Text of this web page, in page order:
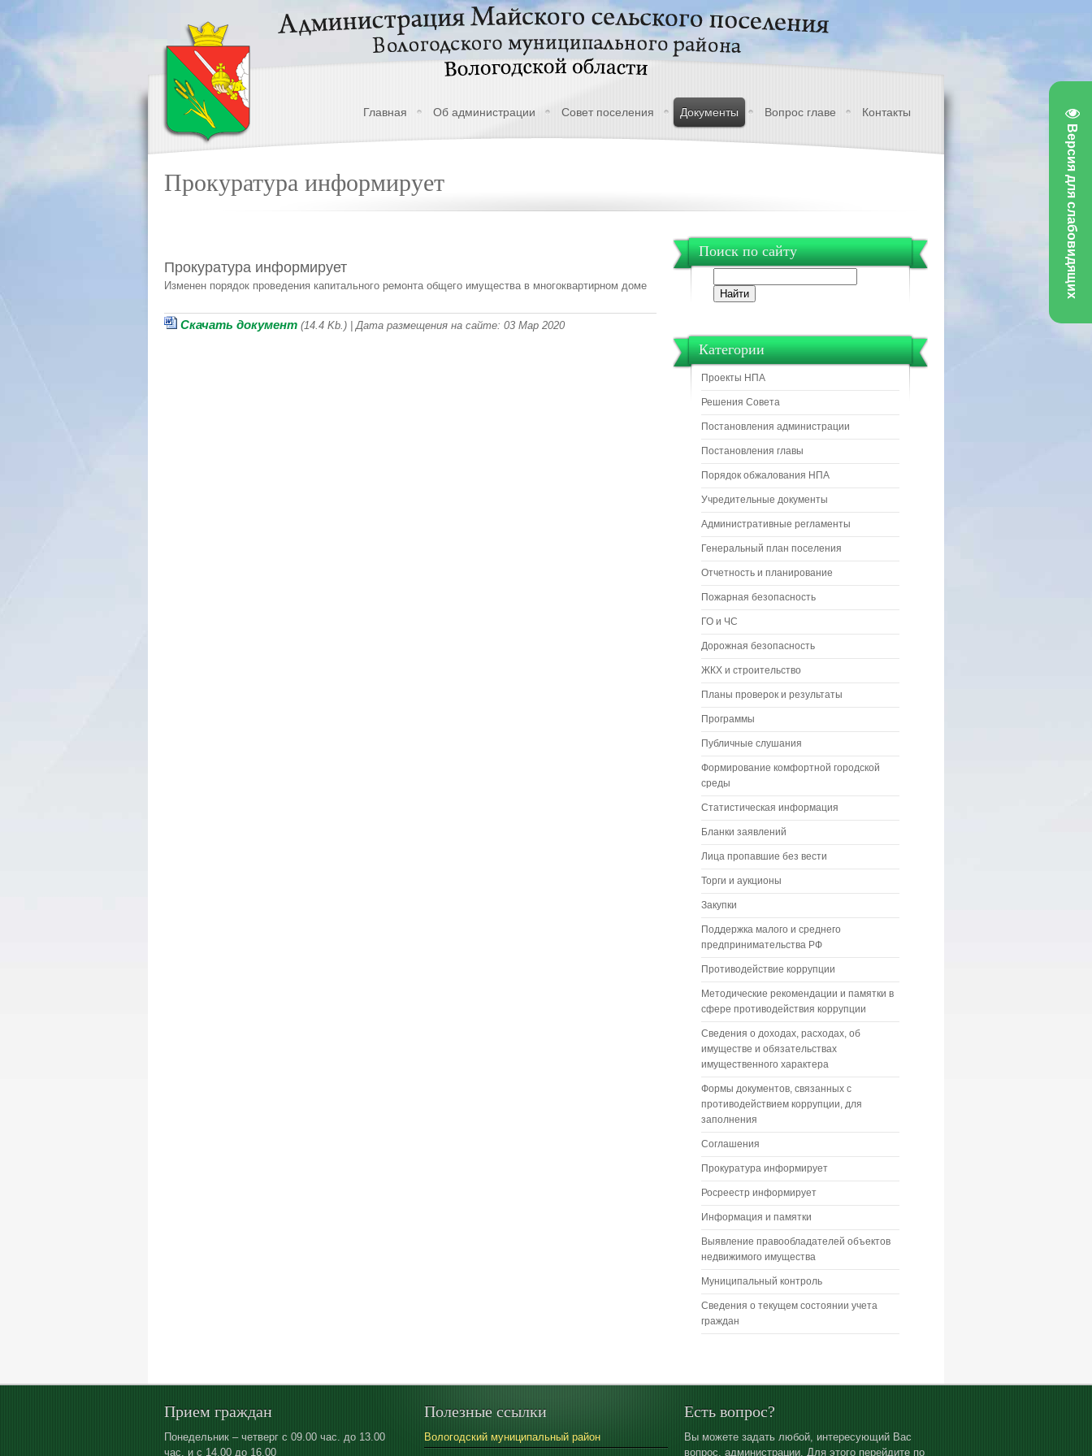
Версия для слабовидящих
Главная Об администрации Совет поселения Документы Вопрос главе Контакты
Прокуратура информирует
Прокуратура информирует
Изменен порядок проведения капитального ремонта общего имущества в многоквартирном доме
Скачать документ (14.4 Kb.) | Дата размещения на сайте: 03 Мар 2020
Поиск по сайту
Категории
Проекты НПА
Решения Совета
Постановления администрации
Постановления главы
Порядок обжалования НПА
Учредительные документы
Административные регламенты
Генеральный план поселения
Отчетность и планирование
Пожарная безопасность
ГО и ЧС
Дорожная безопасность
ЖКХ и строительство
Планы проверок и результаты
Программы
Публичные слушания
Формирование комфортной городской
среды
Статистическая информация
Бланки заявлений
Лица пропавшие без вести
Торги и аукционы
Закупки
Поддержка малого и среднего
предпринимательства РФ
Противодействие коррупции
Методические рекомендации и памятки в
сфере противодействия коррупции
Сведения о доходах, расходах, об
имуществе и обязательствах
имущественного характера
Формы документов, связанных с
противодействием коррупции, для
заполнения
Соглашения
Прокуратура информирует
Росреестр информирует
Информация и памятки
Выявление правообладателей объектов
недвижимого имущества
Муниципальный контроль
Сведения о текущем состоянии учета
граждан
Прием граждан
Понедельник – четверг с 09.00 час. до 13.00
час. и с 14.00 до 16.00
Полезные ссылки
Вологодский муниципальный район
Есть вопрос?
Вы можете задать любой, интересующий Вас
вопрос, администрации. Для этого перейдите по